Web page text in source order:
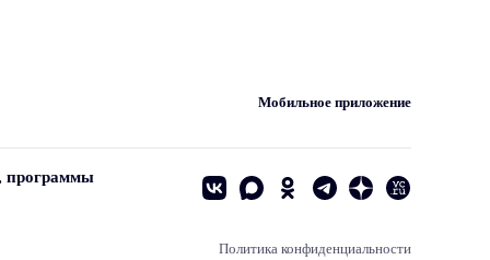
Мобильное приложение
программы
Политика конфиденциальности